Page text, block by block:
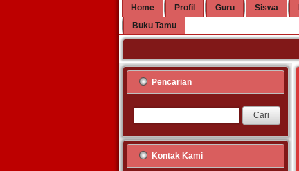
Home Profil Guru Siswa
Buku Tamu
Pencarian
Kontak Kami